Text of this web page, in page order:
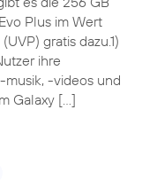
Plus im Wert
gratis dazu.1)
ihre
musik, -videos und
Galaxy […]